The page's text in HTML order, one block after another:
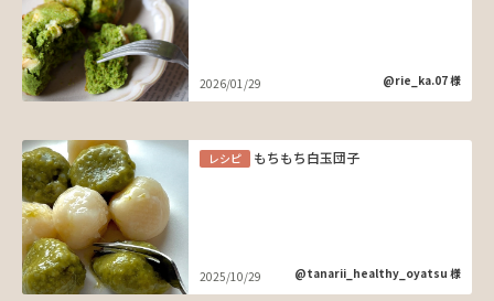
2026/01/29 @rie_ka.07 様
レシピ もちもち白玉団子
2025/10/29 @tanarii_healthy_oyatsu 様